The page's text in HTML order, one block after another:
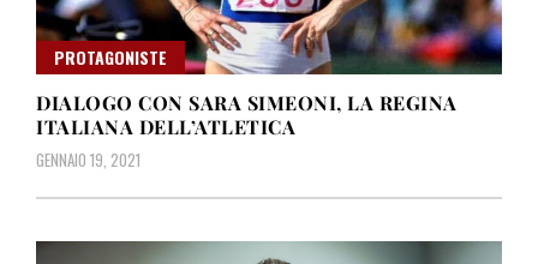
PROTAGONISTE
DIALOGO CON SARA SIMEONI, LA REGINA
ITALIANA DELL’ATLETICA
GENNAIO 19, 2021